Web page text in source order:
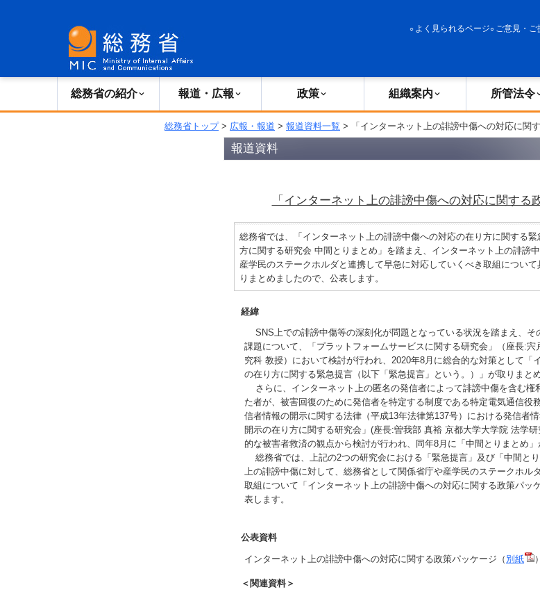
よく見られるページ ご意見・ご
総務省の紹介 報道・広報 政策 組織案内 所管法令
総務省トップ> 広報・報道 > 報道資料一覧 > 「インターネット上の誹謗中傷への対応に関
報道資料
「インターネット上の誹謗中傷への対応に関する
総務省では、「インターネット上の誹謗中傷への対応の在り方に関する
方に関する研究会 中間とりまとめ」を踏まえ、インターネット上の誹謗
産学民のステークホルダと連携して早急に対応していくべき取組につい
りまとめましたので、公表します。
経緯
SNS上での誹謗中傷等の深刻化が問題となっている状況を踏まえ、そ
課題について、「プラットフォームサービスに関する研究会」（座長:
究科 教授）において検討が行われ、2020年8月に総合的な対策として「
の在り方に関する緊急提言（以下「緊急提言」という。）」が取りまと
さらに、インターネット上の匿名の発信者によって誹謗中傷を含む権
た者が、被害回復のために発信者を特定する制度である特定電気通信役
信者情報の開示に関する法律（平成13年法律第137号）における発信者
開示の在り方に関する研究会」(座長:曽我部 真裕 京都大学大学院 法学
的な被害者救済の観点から検討が行われ、同年8月に「中間とりまとめ」
総務省では、上記の2つの研究会における「緊急提言」及び「中間と
上の誹謗中傷に対して、総務省として関係省庁や産学民のステークホル
取組について「インターネット上の誹謗中傷への対応に関する政策パッ
表します。
公表資料
インターネット上の誹謗中傷への対応に関する政策パッケージ（ 別紙 ）
＜関連資料＞